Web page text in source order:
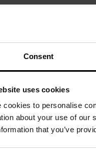
Consent
uses cookies
cookies to personalise
about your use of our
that you’ve
POLO TEXAR
Sprawdzi się